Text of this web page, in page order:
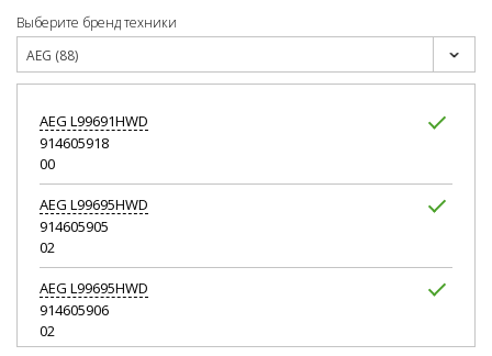
Выберите бренд техники
AEG (88)
AEG L99691HWD
914605918
00
AEG L99695HWD
914605905
02
AEG L99695HWD
914605906
02